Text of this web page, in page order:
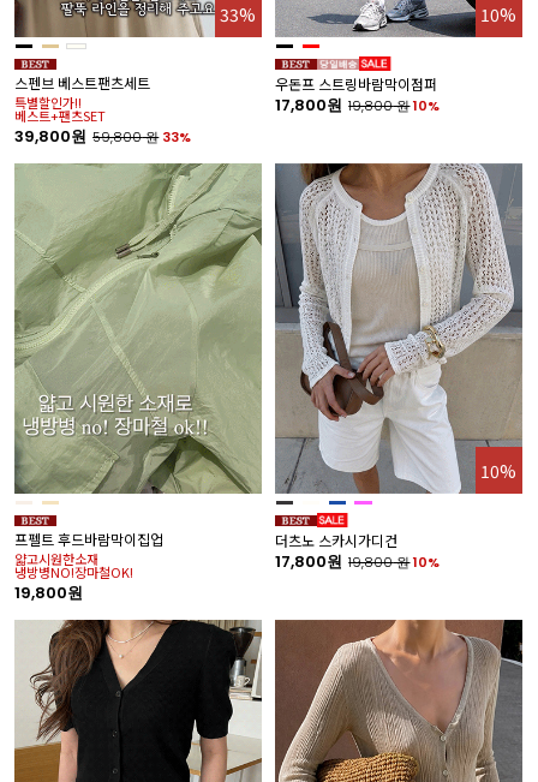
33%
스펜브 베스트팬츠세트
특별할인가!!
베스트+팬츠SET
39,800원 59,800원 33%
10%
우돈프 스트링바람막이점퍼
17,800원 19,800원10%
프펠트 후드바람막이집업
얇고시원한소재
냉방병NO!장마철OK!
19,800원
10%
더츠노 스카시가디건
17,800원 19,800원10%